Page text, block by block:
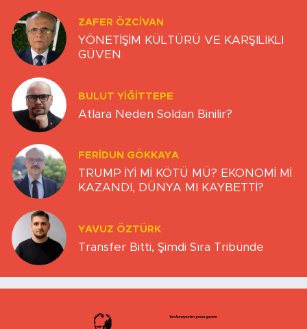
ZAFER ÖZCIVAN
YÖNETİŞİM KÜLTÜRÜ VE KARŞILIKLI
GÜVEN
BULUT YİĞİTTEPE
Atlara Neden Soldan Binilir?
FERIDUN GÖKKAYA
TRUMP İYİ Mİ KÖTÜ MÜ? EKONOMİ Mİ
KAZANDI, DÜNYA MI KAYBETTİ?
YAVUZ ÖZTÜRK
Transfer Bitti, Şimdi Sıra Tribünde